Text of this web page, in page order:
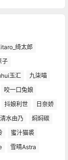
绮太郎
子
玉汇
九柒喵
咬一口兔娘
抖娘利世
日奈娇
清水由乃
焖焖碳
蜜汁猫裘
雪晴Astra